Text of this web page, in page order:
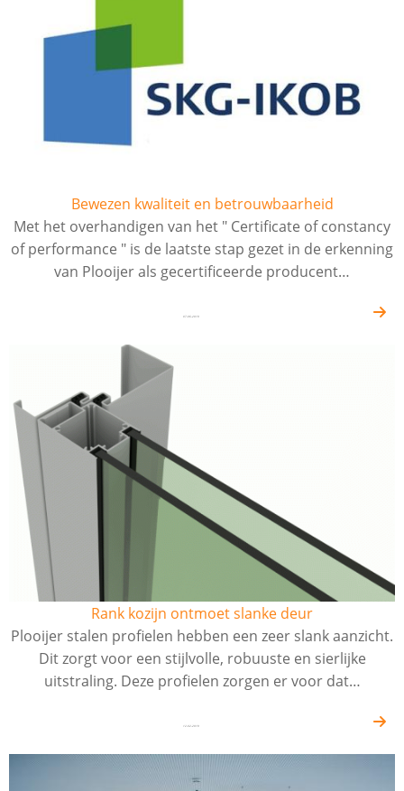
Bewezen kwaliteit en betrouwbaarheid
Met het overhandigen van het " Certificate of constancy
of performance " is de laatste stap gezet in de erkenning
van Plooijer als gecertificeerde producent…
07-06-2019
Rank kozijn ontmoet slanke deur
Plooijer stalen profielen hebben een zeer slank aanzicht.
Dit zorgt voor een stijlvolle, robuuste en sierlijke
uitstraling. Deze profielen zorgen er voor dat…
12-02-2019